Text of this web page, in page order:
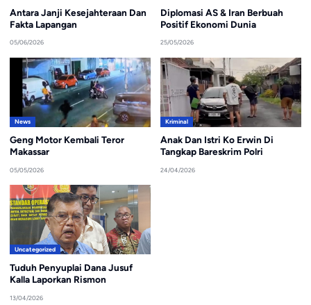
Antara Janji Kesejahteraan Dan
Fakta Lapangan
05/06/2026
Diplomasi AS & Iran Berbuah
Positif Ekonomi Dunia
25/05/2026
News
Geng Motor Kembali Teror
Makassar
05/05/2026
Kriminal
Anak Dan Istri Ko Erwin Di
Tangkap Bareskrim Polri
24/04/2026
Uncategorized
Tuduh Penyuplai Dana Jusuf
Kalla Laporkan Rismon
13/04/2026